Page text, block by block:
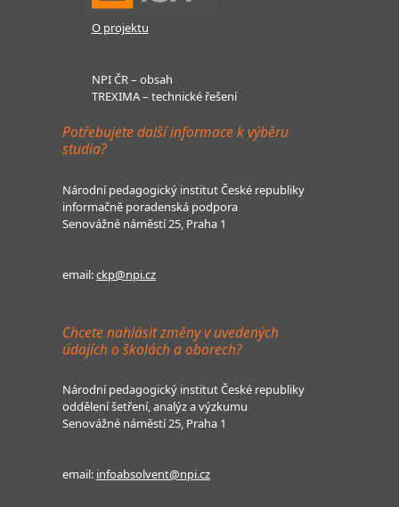
O projektu
NPI ČR – obsah
TREXIMA – technické řešení
Potřebujete další informace k výběru
studia?
Národní pedagogický institut České republiky
informačně poradenská podpora
Senovážné náměstí 25, Praha 1
email:ckp@npi.cz
Chcete nahlásit změny v uvedených
údajích o školách a oborech?
Národní pedagogický institut České republiky
oddělení šetření, analýz a výzkumu
Senovážné náměstí 25, Praha 1
email: infoabsolvent@npi.cz